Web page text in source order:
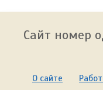
Сайт номер
О сайте